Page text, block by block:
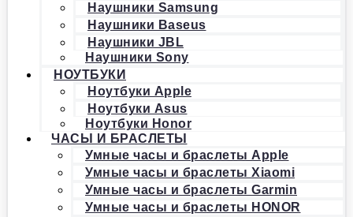
Наушники Samsung
Наушники Baseus
Наушники JBL
Наушники Sony
НОУТБУКИ
Ноутбуки Apple
Ноутбуки Asus
Ноутбуки Honor
ЧАСЫ И БРАСЛЕТЫ
Умные часы и браслеты Apple
Умные часы и браслеты Xiaomi
Умные часы и браслеты Garmin
Умные часы и браслеты HONOR